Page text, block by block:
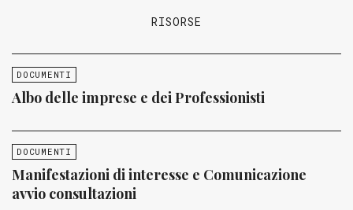
RISORSE
DOCUMENTI
Albo delle imprese e dei Professionisti
DOCUMENTI
Manifestazioni di interesse e Comunicazione
avvio consultazioni